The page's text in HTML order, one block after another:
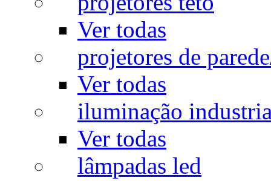
Ver todas
projetores de
Ver todas
iluminação
Ver todas
lâmpadas led